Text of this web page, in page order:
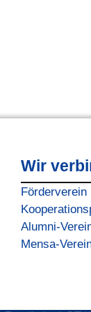
Wir
Förderverein
Alumni-
Mensa-